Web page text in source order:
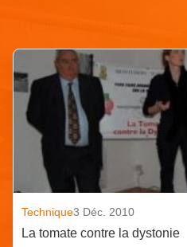
Technique3 Déc. 2010
La tomate contre la dystonie